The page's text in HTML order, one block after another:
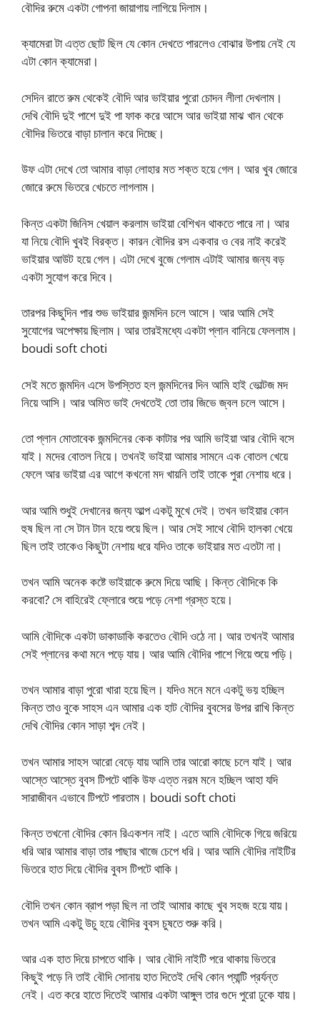
বৌদির রুমে একটা গোপনা জায়াগায় লাগিয়ে দিলাম।
ক্যামেরা টা এত্ত ছোট ছিল যে কোন দেখতে পারলেও বোঝার উপায় নেই যে
এটা কোন ক্যামেরা।
সেদিন রাতে রুম থেকেই বৌদি আর ভাইয়ার পুরো চোদন লীলা দেখলাম।
দেখি বৌদি ‍দুই পাশে দুই পা ফাক করে আসে আর ভাইয়া মাঝ খান থেকে
বৌদির ভিতরে বাড়া চালান করে দিচ্ছে।
উফ এটা দেখে তো আমার বাড়া লোহার মত শক্ত হয়ে গেল। আর খুব জোরে
জোরে রুমে ভিতরে খেচতে লাগলাম।
কিন্ত একটা জিনিস খেয়াল করলাম ভাইয়া বেশিখন থাকতে পারে না। আর
যা নিয়ে বৌদি খুবই বিরক্ত। কারন বৌদির রস একবার ও বের নাই করেই
ভাইয়ার আউট হয়ে গেল। এটা দেখে বুজে গেলাম এটাই আমার জন্য বড়
একটা সুযোগ করে দিবে।
তারপর কিছুদিন পার শুভ ভাইয়ার জন্মদিন চলে আসে। আর আমি সেই
সুযোগের অপেক্ষায় ছিলাম। আর তারইমধ্যে একটা প্লান বানিয়ে ফেললাম।
boudi soft choti
সেই মতে জন্মদিন এসে উপস্তিত হল জন্মদিনের দিন আমি হাই ভোল্টজ মদ
নিয়ে আসি। আর অমিত ভাই দেখতেই তো তার জিভে জ্বল চলে আসে।
তো প্লান মোতাবেক জন্মদিনের কেক কাটার পর আমি ভাইয়া আর বৌদি বসে
যাই। মদের বোতল নিয়ে। তখনই ভাইয়া আমার সামনে এক বোতল খেয়ে
ফেলে আর ভাইয়া এর আগে কখনো মদ খায়নি তাই তাকে পুরা নেশায় ধরে।
আর আমি শুধুই দেখানের জন্য আল্প একটু মুখে দেই। তখন ভাইয়ার কোন
হুষ ছিল না সে টান টান হয়ে শুয়ে ছিল। আর সেই সাথে বৌদি হালকা খেয়ে
ছিল তাই তাকেও কিছুটা নেশায় ধরে যদিও তাকে ভাইয়ার মত এতটা না।
তখন আমি অনেক কষ্টে ভাইয়াকে রুমে দিয়ে আছি। কিন্ত বৌদিকে কি
করবো? সে বাহিরেই ফ্লোরে শুয়ে পড়ে নেশা গ্রস্ত হয়ে।
আমি বৌদিকে একটা ডাকাডাকি করতেও বৌদি ওঠে না। আর তখনই আমার
সেই প্লানের কথা মনে পড়ে যায়। আর আমি বৌদির পাশে গিয়ে শুয়ে পড়ি।
তখন আমার বাড়া পুরো খারা হয়ে ছিল। যদিও মনে মনে একটু ভয় হচ্ছিল
কিন্ত তাও বুকে সাহস এন আমার এক হাট বৌদির বুবসের উপর রাখি কিন্ত
দেখি বৌদির কোন সাড়া শব্দ নেই।
তখন আমার সাহস আরো বেড়ে যায় আমি তার আরো কাছে চলে যাই। আর
আস্তে আস্তে বুবস টিপটে থাকি উফ এত্ত নরম মনে হচ্ছিল আহা যদি
সারাজীবন এভাবে টিপটে পারতাম। boudi soft choti
কিন্ত তখনো বৌদির কোন রিএকশন নাই। এতে আমি বৌদিকে গিয়ে জরিয়ে
ধরি আর আমার বাড়া তার পাছার খাজে চেপে ধরি। আর আমি বৌদির নাইটির
ভিতরে হাত দিয়ে বৌদির বুবস টিপটে থাকি।
বৌদি তখন কোন ব্রাপ পড়া ছিল না তাই আমার কাছে খুব সহজ হয়ে যায়।
তখন আমি একটু উচু হয়ে বৌদির বুবস চুষতে শুরু করি।
আর এক হাত দিয়ে চাপতে থাকি। আর বৌদি নাইটি পরে থাকায় ভিতরে
কিছুই পড়ে নি তাই বৌদি সোনায় হাত দিতেই দেখি কোন প্যান্টি প্রর্যন্ত
নেই। এত করে হাতে দিতেই আমার একটা আঙ্গুল তার গুদে পুরো ঢুকে যায়।